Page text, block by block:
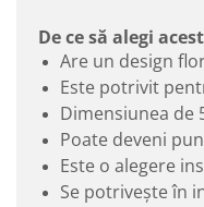
De ce să alegi
Are un design
Este potrivit
Dimensiunea de
Poate deveni
Este o alegere
Se potrivește în